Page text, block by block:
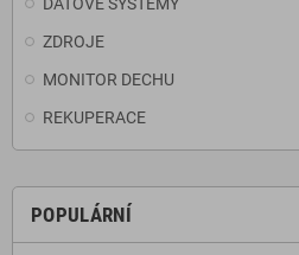
ZDROJE
MONITOR DECHU
REKUPERACE
POPULÁRNÍ